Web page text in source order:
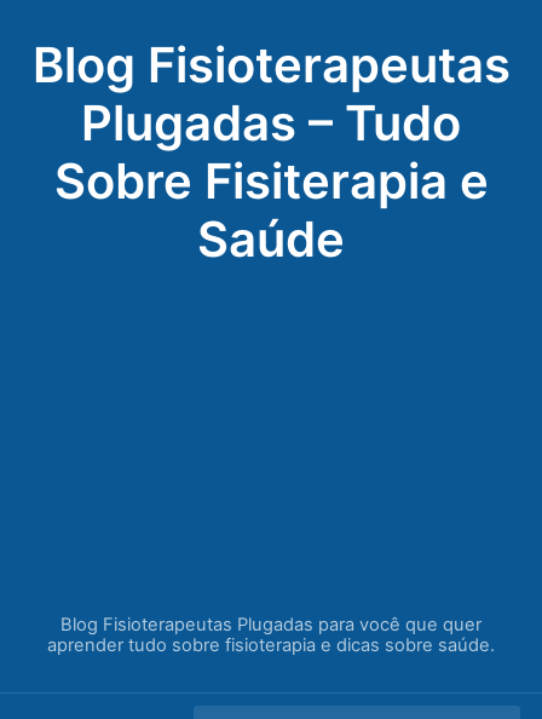
Blog Fisioterapeutas
Plugadas – Tudo
Sobre Fisiterapia e
Saúde
Blog Fisioterapeutas Plugadas para você que quer
aprender tudo sobre fisioterapia e dicas sobre saúde.